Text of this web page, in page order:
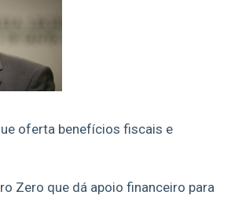
oferta benefícios fiscais e
Zero que dá apoio financeiro para